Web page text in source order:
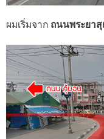
ผมเริ่มจาก ถนนพระยาสุ